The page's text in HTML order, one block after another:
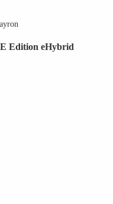
Edition eHybrid